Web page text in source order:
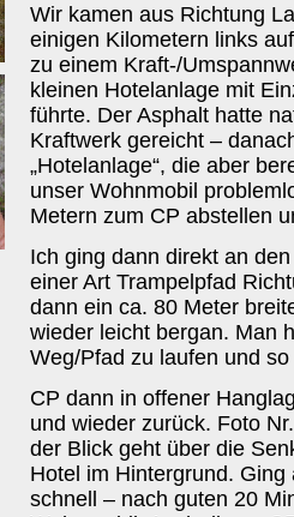
Wir kamen aus Richtung
einigen Kilometern links
zu einem Kraft-/
kleinen Hotelanlage mit
führte. Der Asphalt hatte
Kraftwerk gereicht –
„Hotelanlage“, die aber
unser Wohnmobil
Metern zum CP abstellen
Ich ging dann direkt an
einer Art Trampelpfad
dann ein ca. 80 Meter
wieder leicht bergan. Man
Weg/Pfad zu laufen und
CP dann in offener
und wieder zurück. Foto
der Blick geht über die
Hotel im Hintergrund.
schnell – nach guten 20